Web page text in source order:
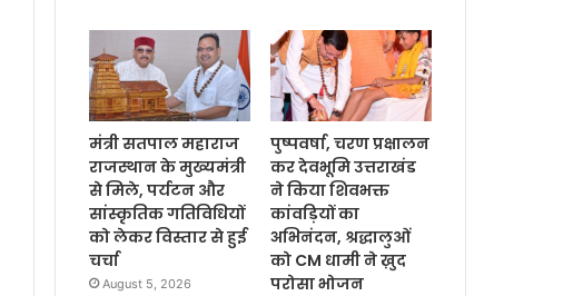
मंत्री सतपाल महाराज
राजस्थान के मुख्यमंत्री
से मिले, पर्यटन और
सांस्कृतिक गतिविधियों
को लेकर विस्तार से हुई
चर्चा
August 5, 2026
पुष्पवर्षा, चरण प्रक्षालन
कर देवभूमि उत्तराखंड
ने किया शिवभक्त
कांवड़ियों का
अभिनंदन, श्रद्धालुओं
को CM धामी ने ख़ुद
परोसा भोजन